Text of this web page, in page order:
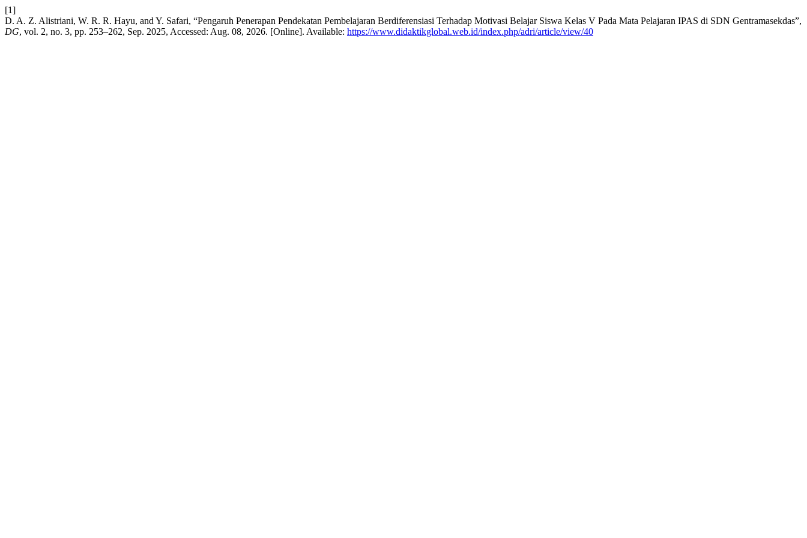
[1]
D. A. Z. Alistriani, W. R. R. Hayu, and Y. Safari, “Pengaruh Penerapan Pendekatan Pembelajaran Berdiferensiasi Terhadap Motivasi Belajar Siswa Kelas V Pada Mata Pelajaran IPAS di SDN Gentramasekdas”,
DG, vol. 2, no. 3, pp. 253–262, Sep. 2025, Accessed: Aug. 08, 2026. [Online]. Available: https://www.didaktikglobal.web.id/index.php/adri/article/view/40